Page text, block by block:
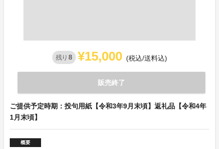
残り 8 ¥15,000 (税込/送料込)
販売終了
ご提供予定時期：投句用紙【令和3年9月末頃】返礼品【令和4年
1月末頃】
概要